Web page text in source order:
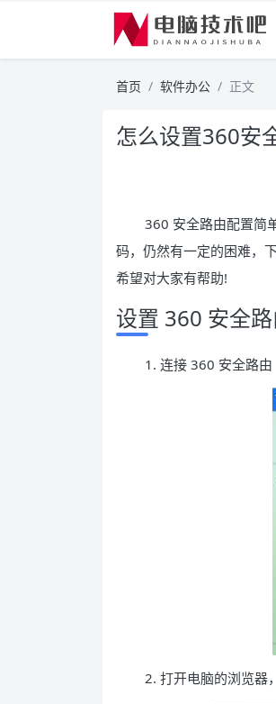
首页 软件办公 正文
怎么设置360安
360 安全路由配置简
码，仍然有一定的困难，
希望对大家有帮助!
设置 360 安全
1. 连接 360 安全路由
2. 打开电脑的浏览器